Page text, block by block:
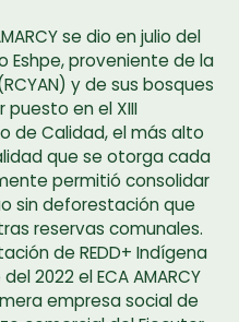
se dio en julio del
Eshpe, proveniente de la
y de sus bosques
en el XIII
de Calidad, el más alto
que se otorga cada
permitió consolidar
sin deforestación que
reservas comunales.
de REDD+ Indígena
2022 el ECA AMARCY
empresa social de